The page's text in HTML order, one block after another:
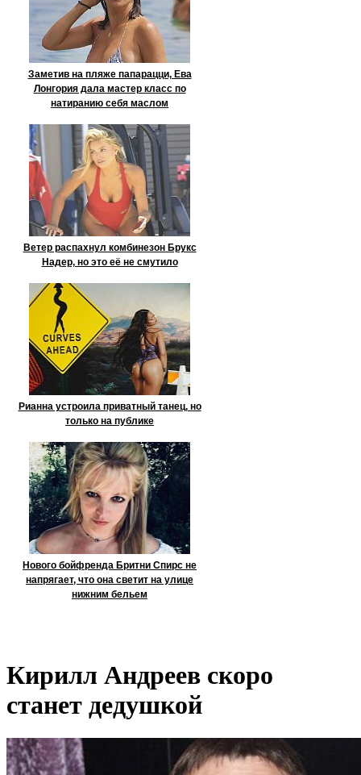
Заметив на пляже папарацци, Ева
Лонгория дала мастер класс по
натиранию себя маслом
Ветер распахнул комбинезон Брукс
Надер, но это её не смутило
Рианна устроила приватный танец, но
только на публике
Нового бойфренда Бритни Спирс не
напрягает, что она светит на улице
нижним бельем
Кирилл Андреев скоро
станет дедушкой